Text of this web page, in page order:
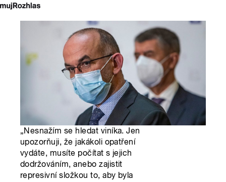
„Nesnažím se hledat viníka. Jen
upozorňuji, že jakákoli opatření
vydáte, musíte počítat s jejich
dodržováním, anebo zajistit
represivní složkou to, aby byla